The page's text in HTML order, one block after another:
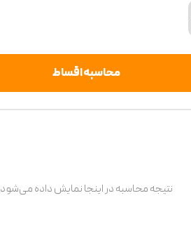
محاسبه اقساط
نتیجه محاسبه در اینجا نمایش داده می‌شود